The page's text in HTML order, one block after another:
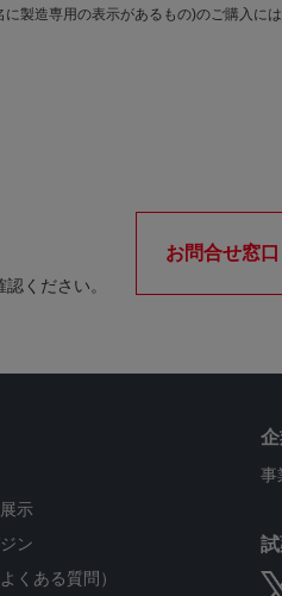
製造専用の表示があるもの)のご購入には
ください。
お問合せ窓口
示
ン
くある質問）
事